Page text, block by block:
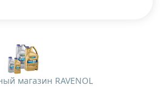
магазин RAVENOL